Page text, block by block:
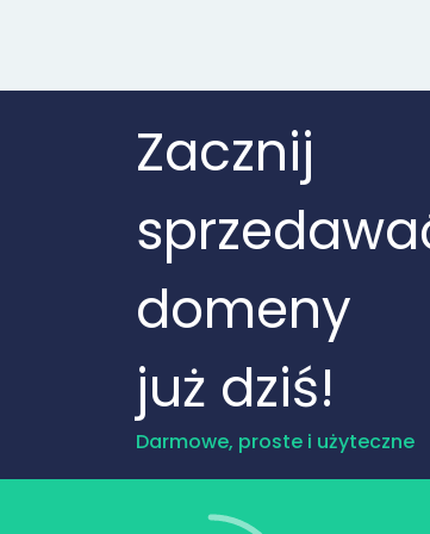
Zacznij
domeny
już dziś!
Darmowe, proste i użyteczne